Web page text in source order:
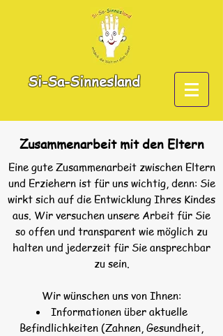
Si-Sa-Sinnesland
Zusammenarbeit mit den Eltern
Eine gute Zusammenarbeit zwischen Eltern
und Erziehern ist für uns wichtig, denn: Sie
wirkt sich auf die Entwicklung Ihres Kindes
aus. Wir versuchen unsere Arbeit für Sie
so offen und transparent wie möglich zu
halten und jederzeit für Sie ansprechbar
zu sein.
Wir wünschen uns von Ihnen:
Informationen über aktuelle
Befindlichkeiten (Zahnen, Gesundheit,